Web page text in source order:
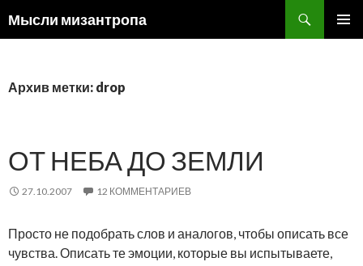
Мысли мизантропа
Архив метки: drop
ОТ НЕБА ДО ЗЕМЛИ
27.10.2007 12 КОММЕНТАРИЕВ
Просто не подобрать слов и аналогов, чтобы описать все
чувства. Описать те эмоции, которые вы испытываете,